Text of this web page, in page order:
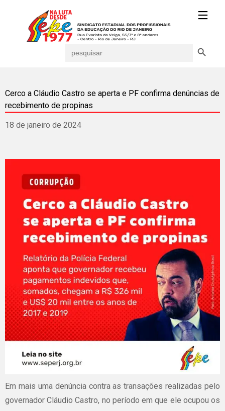
for:
Cerco a Cláudio Castro se aperta e PF confirma denúncias de
recebimento de propinas
18 de janeiro de 2024
Em mais uma denúncia contra as transações realizadas pelo
governador Cláudio Castro, no período em que ele ocupou os